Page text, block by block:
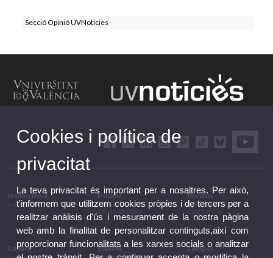
Secció Opinió UVNoticies
Institucional
Institucional
Estudis
Estudis i formació
Recerca
Recerca, innovació i
Cultura Esports Campus
Cookies i política de
privacitat
La teva privacitat és important per a nosaltres. Per això,
t'informem que utilitzem cookies pròpies i de tercers per a
realitzar anàlisis d'ús i mesurament de la nostra pàgina
web amb la finalitat de personalitzar continguts,així com
proporcionar funcionalitats a les xarxes socials o analitzar